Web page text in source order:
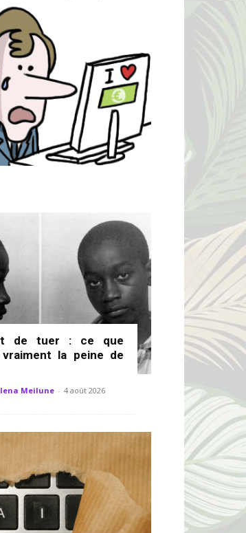
de tuer : ce que
la peine de
Meilune - 4 août 2026